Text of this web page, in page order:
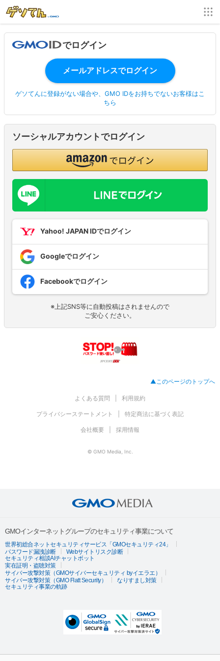
でログイン
ゲソてんに登録がない場合や、GMO IDをお持ちでないお客様はこ
ちら
ソーシャルアカウントでログイン
Yahoo! JAPAN IDでログイン
Googleでログイン
Facebookでログイン
※上記SNS等に自動投稿はされませんので
ご安心ください。
▲このページのトップへ
よくある質問 利用規約
プライバシーステートメント 特定商法に基づく表記
会社概要 採用情報
© GMO Media, Inc.
GMOインターネットグループのセキュリティ事業について
世界初総合ネットセキュリティサービス「GMOセキュリティ24」
パスワード漏洩診断
Webサイトリスク診断
セキュリティ相談AIチャットボット
実在証明・盗聴対策
サイバー攻撃対策（GMOサイバーセキュリティ byイエラエ）
サイバー攻撃対策（GMO Flatt Security）
なりすまし対策
セキュリティ事業の軌跡